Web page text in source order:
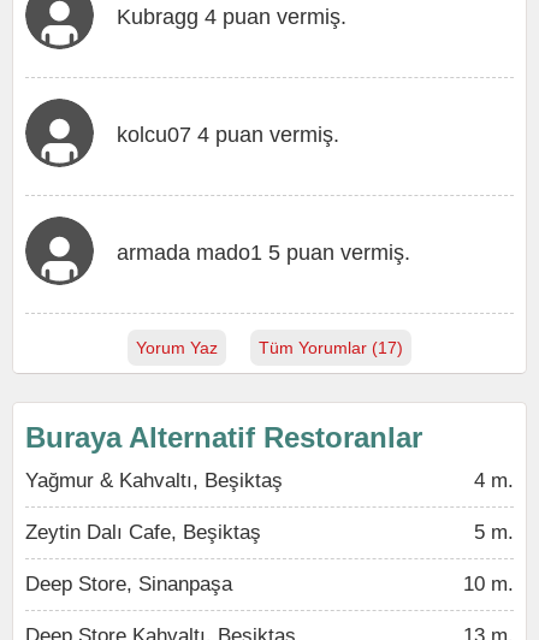
Kubragg 4 puan vermiş.
kolcu07 4 puan vermiş.
armada mado1 5 puan vermiş.
Yorum Yaz Tüm Yorumlar (17)
Buraya Alternatif Restoranlar
Yağmur & Kahvaltı, Beşiktaş 4 m.
Zeytin Dalı Cafe, Beşiktaş 5 m.
Deep Store, Sinanpaşa 10 m.